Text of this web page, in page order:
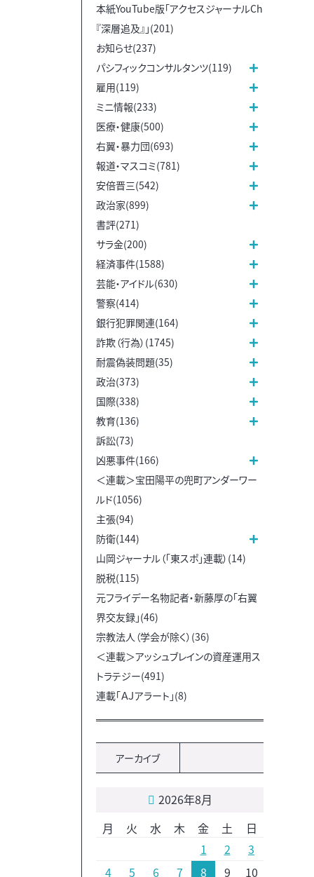
本紙YouTube版「アクセスジャーナルCh
『深層追及』」(201)
お知らせ(237)
パシフィックコンサルタンツ(119)
雇用(119)
ミニ情報(233)
医療・健康(500)
右翼・暴力団(693)
報道・マスコミ(781)
安倍晋三(542)
政治家(899)
書評(271)
サラ金(200)
経済事件(1588)
芸能・アイドル(630)
警察(414)
銀行犯罪関連(164)
詐欺（行為）(1745)
耐震偽装問題(35)
政治(373)
国際(338)
教育(136)
訴訟(73)
凶悪事件(166)
＜連載＞宝田陽平の兜町アンダーワー
ルド(1056)
主張(94)
防衛(144)
山岡ジャーナル（「東スポ」連載）(14)
脱税(115)
元フライデー名物記者・新藤厚の「右翼
界交友録」(46)
宗教法人（学会が除く）(36)
＜連載＞アッシュブレインの資産運用ス
トラテジー(491)
連載「ＡＪアラート」(8)
アーカイブ
2026年8月
月
火 水 木 金 土
日
1
2
3
4
5 6 7 8 9 10